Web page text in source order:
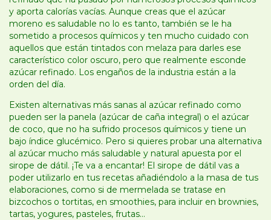
y aporta calorías vacías. Aunque creas que el azúcar
moreno es saludable no lo es tanto, también se le ha
sometido a procesos químicos y ten mucho cuidado con
aquellos que están tintados con melaza para darles ese
característico color oscuro, pero que realmente esconde
azúcar refinado. Los engaños de la industria están a la
orden del día.
Existen alternativas más sanas al azúcar refinado como
pueden ser la panela (azúcar de caña integral) o el azúcar
de coco, que no ha sufrido procesos químicos y tiene un
bajo índice glucémico. Pero si quieres probar una alternativa
al azúcar mucho más saludable y natural apuesta por el
sirope de dátil. ¡Te va a encantar! El sirope de dátil vas a
poder utilizarlo en tus recetas añadiéndolo a la masa de tus
elaboraciones, como si de mermelada se tratase en
bizcochos o tortitas, en smoothies, para incluir en brownies,
tartas, yogures, pasteles, frutas…